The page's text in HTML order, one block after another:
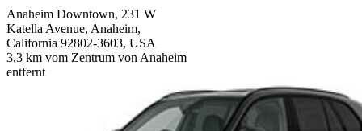
Anaheim Downtown, 231 W
Katella Avenue, Anaheim,
California 92802-3603, USA
3,3 km vom Zentrum von Anaheim
entfernt